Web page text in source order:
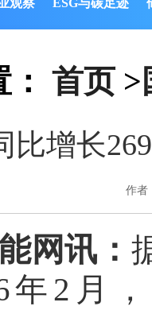
观察 ESG与碳足迹
首页 >
比增长
作者
网讯：
年2月